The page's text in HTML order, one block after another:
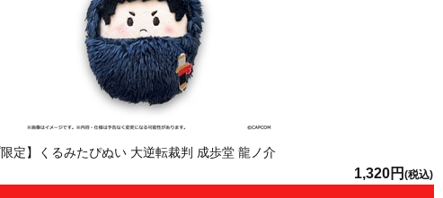
限定】くるみたぴぬい 大逆転裁判 成歩堂 龍ノ介
1,320円(税込)